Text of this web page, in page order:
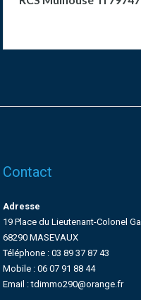
Contact
Adresse
19 Place du Lieutenant-Colonel
68290 MASEVAUX
Téléphone : 03 89 37 87 43
Mobile : 06 07 91 88 44
Email : tdimmo290@orange.fr